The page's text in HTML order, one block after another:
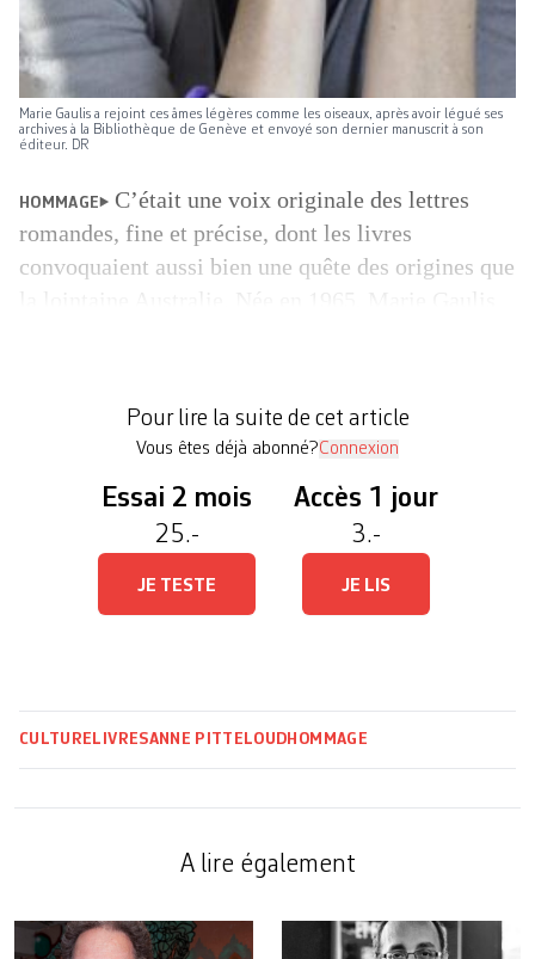
Marie Gaulis a rejoint ces âmes légères comme les oiseaux, après avoir légué ses
archives à la Bibliothèque de Genève et envoyé son dernier manuscrit à son
éditeur. DR
HOMMAGE
C’était une voix originale des lettres
romandes, fine et précise, dont les livres
convoquaient aussi bien une quête des origines que
de lettres à Genève […]
Pour lire la suite de cet article
Vous êtes déjà abonné?Connexion
Essai 2 mois
25.-
JE TESTE
Accès 1 jour
3.-
JE LIS
CULTURE LIVRESANNE PITTELOUD HOMMAGE
A lire également